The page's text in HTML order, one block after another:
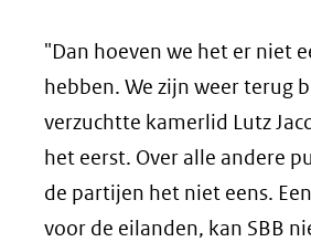
"Dan hoeven we het er niet
hebben. We zijn weer terug
verzuchtte kamerlid Lutz
het eerst. Over alle andere
de partijen het niet eens.
voor de eilanden, kan SBB